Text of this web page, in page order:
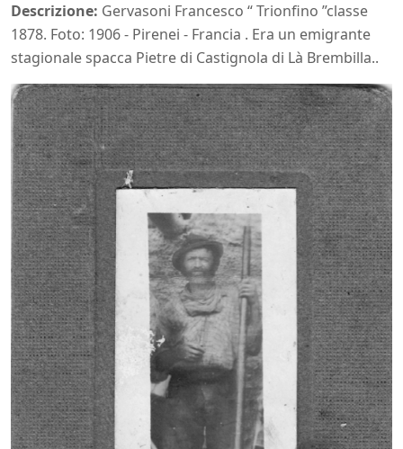
Descrizione: Gervasoni Francesco “ Trionfino ”classe
1878. Foto: 1906 - Pirenei - Francia . Era un emigrante
stagionale spacca Pietre di Castignola di Là Brembilla..